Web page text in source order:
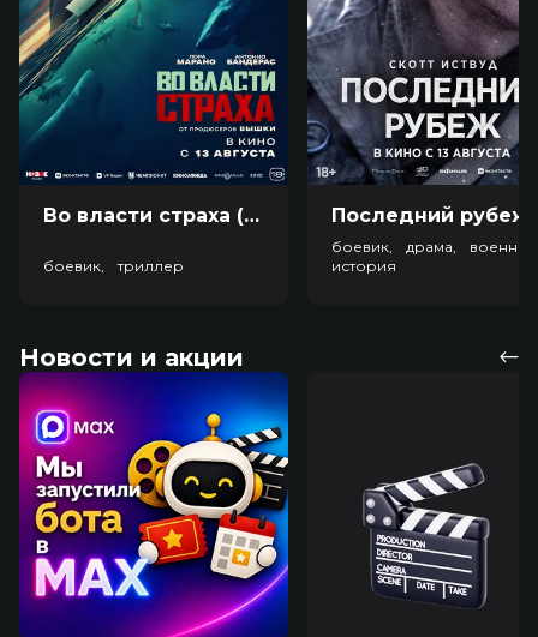
Во власти страха (18+)
боевик, триллер
боевик, драма,
история
Новости и акции